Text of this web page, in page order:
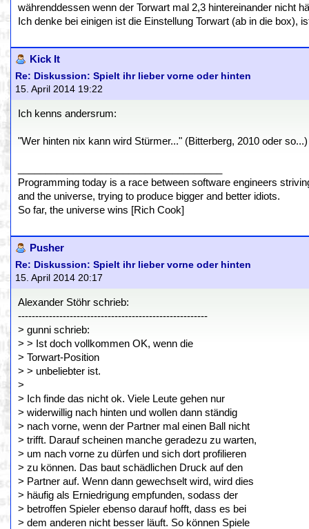
währenddessen wenn der Torwart mal 2,3 hintereinander nicht
Ich denke bei einigen ist die Einstellung Torwart (ab in die box),
Kick It
Re: Diskussion: Spielt ihr lieber vorne oder hinten
15. April 2014 19:22
Ich kenns andersrum:
"Wer hinten nix kann wird Stürmer..." (Bitterberg, 2010 oder so...)
Programming today is a race between software engineers
and the universe, trying to produce bigger and better idiots.
So far, the universe wins [Rich Cook]
Pusher
Re: Diskussion: Spielt ihr lieber vorne oder hinten
15. April 2014 20:17
Alexander Stöhr schrieb:
-------------------------------------------------------
> gunni schrieb:
> > Ist doch vollkommen OK, wenn die
> Torwart-Position
> > unbeliebter ist.
>
> Ich finde das nicht ok. Viele Leute gehen nur
> widerwillig nach hinten und wollen dann ständig
> nach vorne, wenn der Partner mal einen Ball nicht
> trifft. Darauf scheinen manche geradezu zu warten,
> um nach vorne zu dürfen und sich dort profilieren
> zu können. Das baut schädlichen Druck auf den
> Partner auf. Wenn dann gewechselt wird, wird dies
> häufig als Erniedrigung empfunden, sodass der
> betroffen Spieler ebenso darauf hofft, dass es bei
> dem anderen nicht besser läuft. So können Spiele